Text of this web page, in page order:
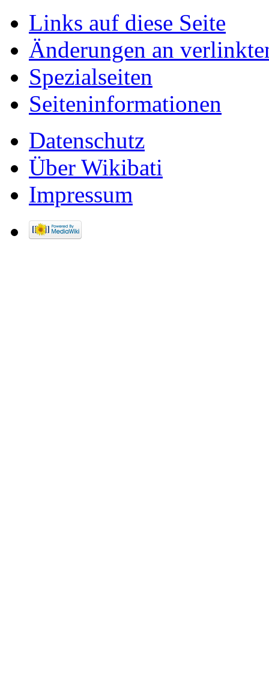
Links auf diese Seite
Änderungen an
Spezialseiten
Seiteninformationen
Datenschutz
Über Wikibati
Impressum